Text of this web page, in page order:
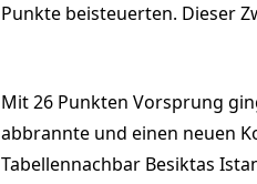
Punkte beisteuerten. Dieser
Mit 26 Punkten Vorsprung
abbrannte und einen neuen
Tabellennachbar Besiktas